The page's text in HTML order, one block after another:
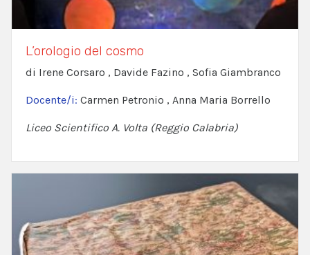
L’orologio del cosmo
di Irene Corsaro , Davide Fazino , Sofia Giambranco
Docente/i: Carmen Petronio , Anna Maria Borrello
Liceo Scientifico A. Volta (Reggio Calabria)